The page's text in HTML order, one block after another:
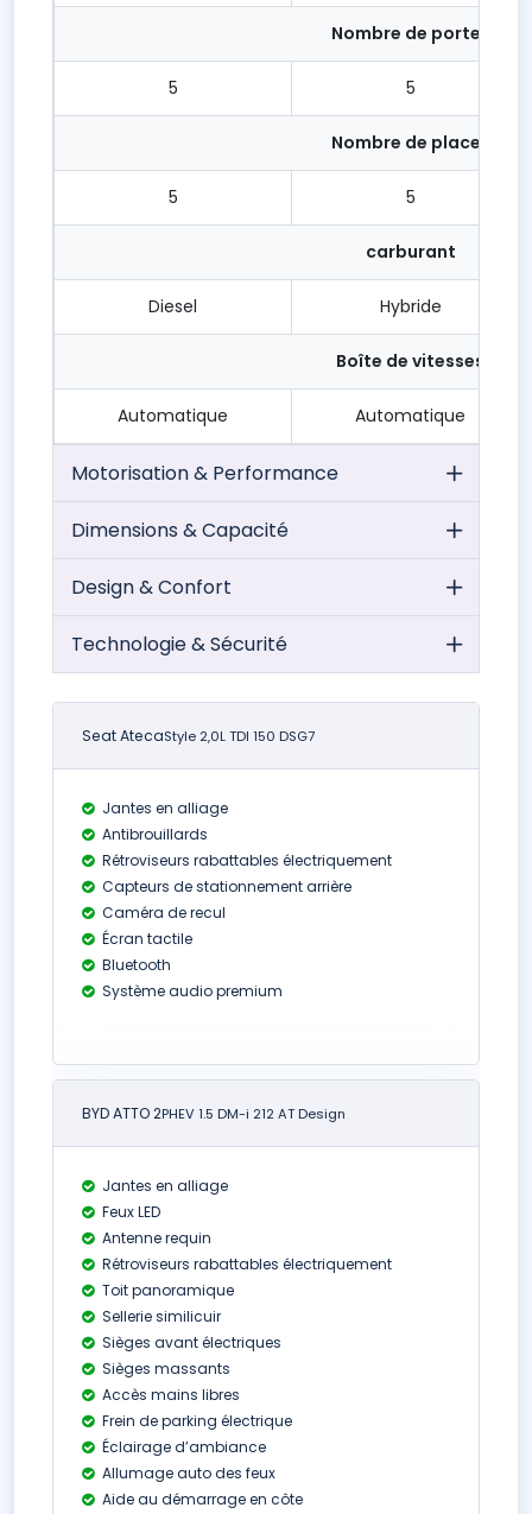
Nombre de portes
5 5
Nombre de places
5 5
carburant
Diesel Hybride
Boîte de vitesses
Automatique Automatique
Motorisation & Performance
Dimensions & Capacité
Design & Confort
Technologie & Sécurité
Seat AtecaStyle 2,0L TDI 150 DSG7
Jantes en alliage
Antibrouillards
Rétroviseurs rabattables électriquement
Capteurs de stationnement arrière
Caméra de recul
Écran tactile
Bluetooth
Système audio premium
BYD ATTO 2PHEV 1.5 DM-i 212 AT Design
Jantes en alliage
Feux LED
Antenne requin
Rétroviseurs rabattables électriquement
Toit panoramique
Sellerie similicuir
Sièges avant électriques
Sièges massants
Accès mains libres
Frein de parking électrique
Éclairage d’ambiance
Allumage auto des feux
Aide au démarrage en côte